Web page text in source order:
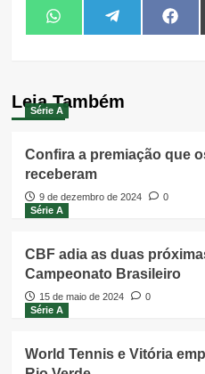
Share
on
WhatsAppShare
on
TelegramShare
on
Leia Também
Série A
Confira a premiação que
receberam
9 de dezembro de 2024
0
Série A
CBF adia as duas
Campeonato Brasileiro
15 de maio de 2024
0
Série A
World Tennis e Vitória